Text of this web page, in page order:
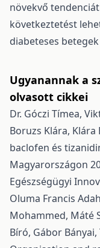
növekvő
következtetést
diabeteses
Ugyanannak a
olvasott cikkei
Dr. Góczi Tímea,
Boruzs Klára, Klára
baclofen és
Magyarországon
Egészségügyi
Oluma Francis
Mohammed, Máté
Bíró, Gábor Bányai,